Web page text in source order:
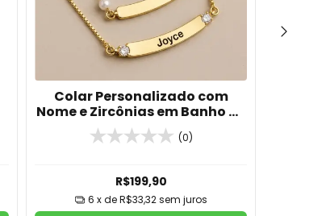
Colar Personalizado com
Nome e Zircônias em Banho de
Ouro 18K
(0)
R$199,90
6 x deR$33,32 sem juros